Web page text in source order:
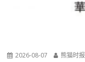
2026-08-07 熊猫时报